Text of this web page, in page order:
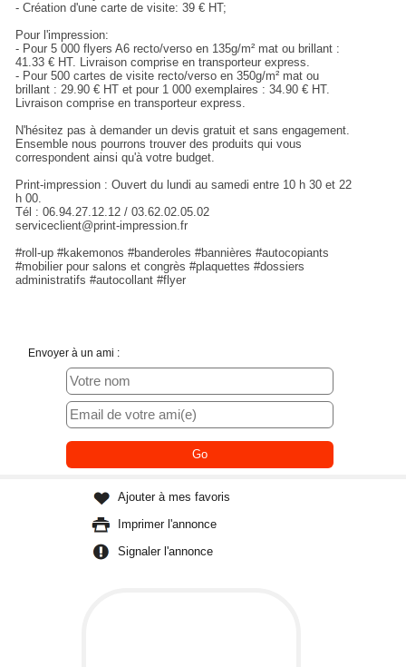
- Création d'une carte de visite: 39 € HT;
Pour l'impression:
- Pour 5 000 flyers A6 recto/verso en 135g/m² mat ou brillant :
41.33 € HT. Livraison comprise en transporteur express.
- Pour 500 cartes de visite recto/verso en 350g/m² mat ou
brillant : 29.90 € HT et pour 1 000 exemplaires : 34.90 € HT.
Livraison comprise en transporteur express.
N'hésitez pas à demander un devis gratuit et sans engagement.
Ensemble nous pourrons trouver des produits qui vous
correspondent ainsi qu'à votre budget.
Print-impression : Ouvert du lundi au samedi entre 10 h 30 et 22
h 00.
Tél : 06.94.27.12.12 / 03.62.02.05.02
serviceclient@print-impression.fr
#roll-up #kakemonos #banderoles #bannières #autocopiants
#mobilier pour salons et congrès #plaquettes #dossiers
administratifs #autocollant #flyer
Envoyer à un ami :
Ajouter à mes favoris
Imprimer l'annonce
Signaler l'annonce